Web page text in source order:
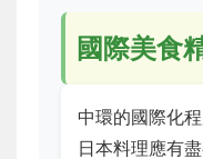
國際美食
中環的國際化
日本料理應有